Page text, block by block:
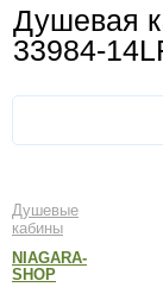
Душевая
33984-
Душевые
кабины
NIAGARA-
SHOP